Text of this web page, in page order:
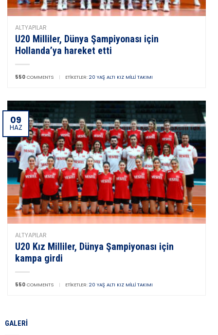
ALTYAPILAR
U20 Milliler, Dünya Şampiyonası için
Hollanda’ya hareket etti
550 COMMENTS | ETIKETLER: 20 YAŞ ALTI KIZ MILLI TAKIMI
09
HAZ
ALTYAPILAR
U20 Kız Milliler, Dünya Şampiyonası için
kampa girdi
550 COMMENTS | ETIKETLER: 20 YAŞ ALTI KIZ MILLI TAKIMI
GALERI